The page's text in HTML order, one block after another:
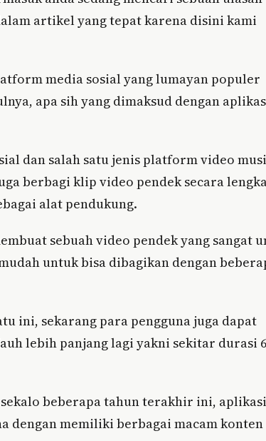
artikel yang tepat karena disini kami
media sosial yang lumayan populer
apa sih yang dimaksud dengan
dan salah satu jenis platform video
berbagi klip video pendek secara
alat pendukung.
sebuah video pendek yang sangat
untuk bisa dibagikan dengan
ini, sekarang para pengguna juga dapat
lebih panjang lagi yakni sekitar durasi
beberapa tahun terakhir ini, aplikasi
dengan memiliki berbagai macam konten